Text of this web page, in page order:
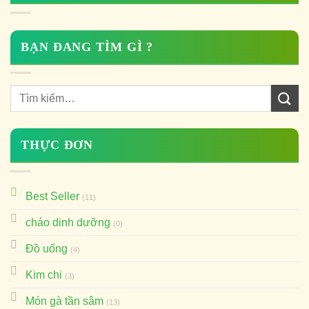
BẠN ĐANG TÌM GÌ ?
THỰC ĐƠN
Best Seller (11)
cháo dinh dưỡng (0)
Đồ uống (4)
Kim chi (3)
Món gà tần sâm (13)